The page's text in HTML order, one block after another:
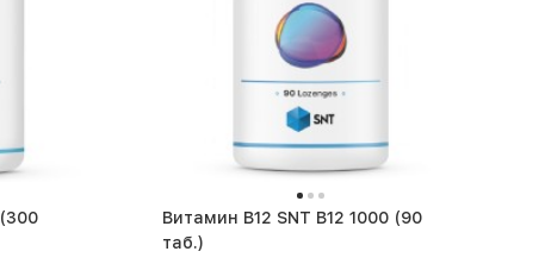
Витамин B12 SNT B12 1000 (90
таб.)